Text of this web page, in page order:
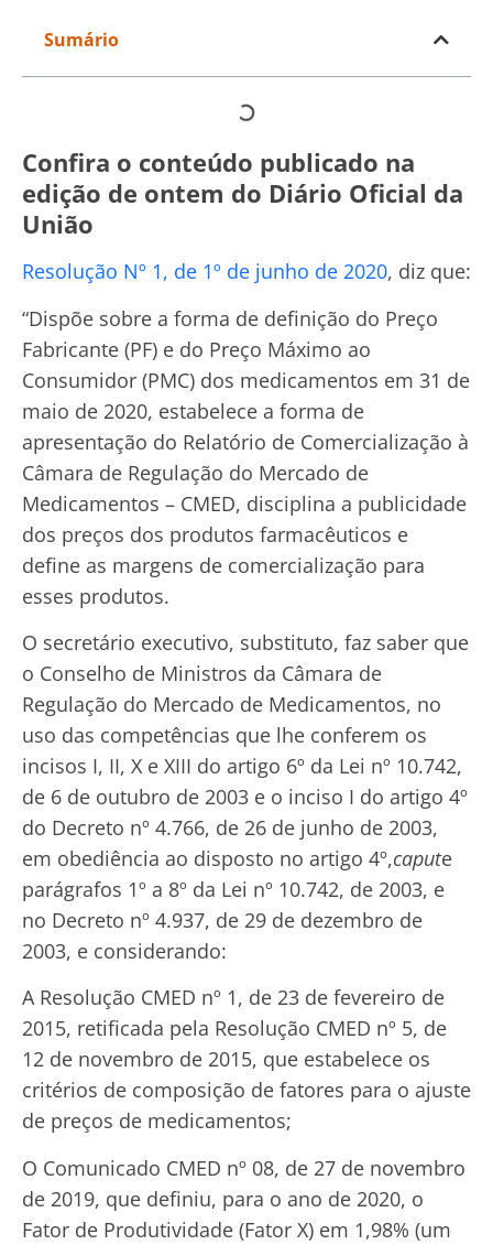
Sumário
Confira o conteúdo publicado na
edição de ontem do Diário Oficial da
União
Resolução Nº 1, de 1º de junho de 2020, diz que:
“Dispõe sobre a forma de definição do Preço
Fabricante (PF) e do Preço Máximo ao
Consumidor (PMC) dos medicamentos em 31 de
maio de 2020, estabelece a forma de
apresentação do Relatório de Comercialização à
Câmara de Regulação do Mercado de
Medicamentos – CMED, disciplina a publicidade
dos preços dos produtos farmacêuticos e
define as margens de comercialização para
esses produtos.
O secretário executivo, substituto, faz saber que
o Conselho de Ministros da Câmara de
Regulação do Mercado de Medicamentos, no
uso das competências que lhe conferem os
incisos I, II, X e XIII do artigo 6º da Lei nº 10.742,
de 6 de outubro de 2003 e o inciso I do artigo 4º
do Decreto nº 4.766, de 26 de junho de 2003,
em obediência ao disposto no artigo 4º,capute
parágrafos 1º a 8º da Lei nº 10.742, de 2003, e
no Decreto nº 4.937, de 29 de dezembro de
2003, e considerando:
A Resolução CMED nº 1, de 23 de fevereiro de
2015, retificada pela Resolução CMED nº 5, de
12 de novembro de 2015, que estabelece os
critérios de composição de fatores para o ajuste
de preços de medicamentos;
O Comunicado CMED nº 08, de 27 de novembro
de 2019, que definiu, para o ano de 2020, o
Fator de Produtividade (Fator X) em 1,98% (um